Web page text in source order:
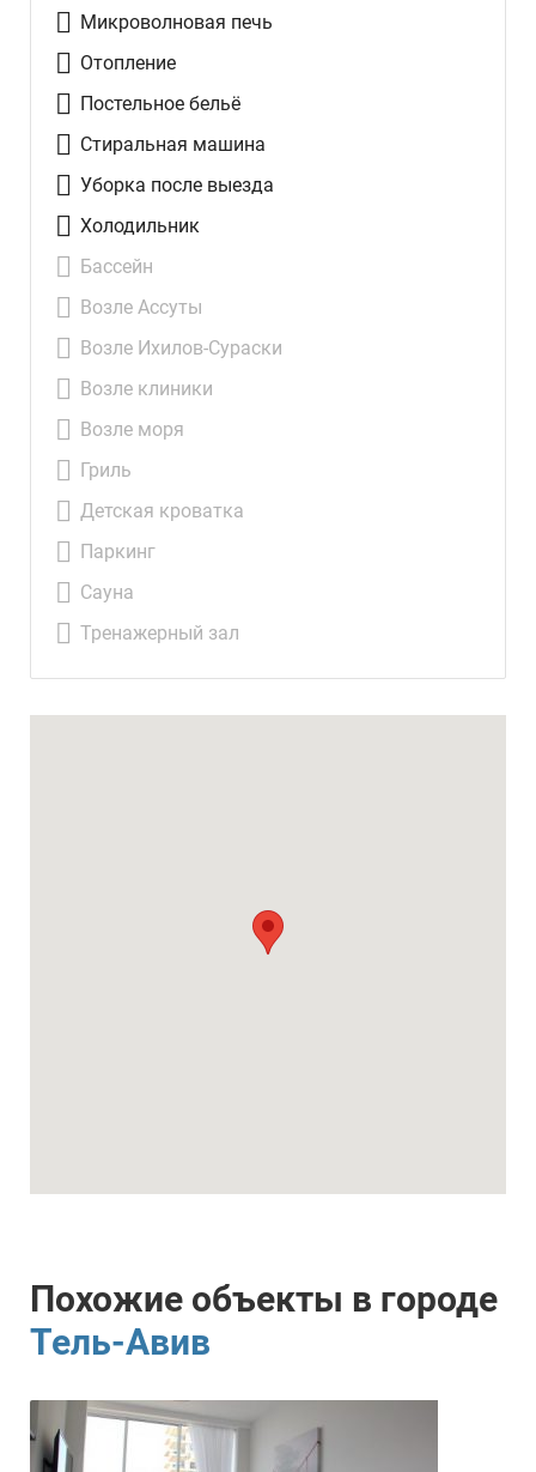
Микроволновая печь
Отопление
Постельное бельё
Стиральная машина
Уборка после выезда
Холодильник
Бассейн
Возле Ассуты
Возле Ихилов-Сураски
Возле клиники
Возле моря
Гриль
Детская кроватка
Паркинг
Сауна
Тренажерный зал
Похожие объекты в городе
Тель-Авив